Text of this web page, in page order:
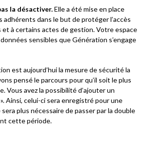
la désactiver.Elle a été mise en place
adhérents dans le but de protéger l’accès
et à certains actes de gestion. Votre espace
sensibles que Génération s’engage
est aujourd’hui la mesure de sécurité la
pensé le parcours pour qu’il soit le plus
Vous avez la possibilité d’ajouter un
Ainsi, celui-ci sera enregistré pour une
plus nécessaire de passer par la double
cette période.